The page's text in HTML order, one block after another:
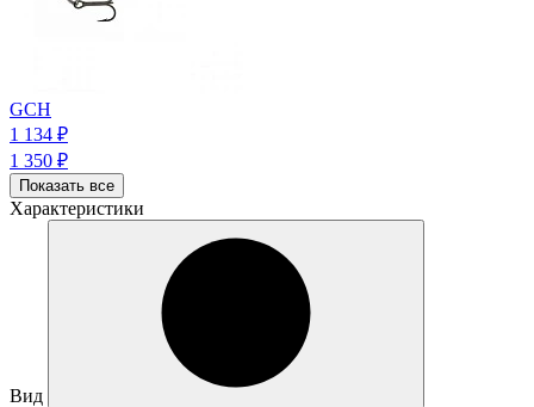
GCH
1 134 ₽
1 350 ₽
Показать все
Характеристики
Вид